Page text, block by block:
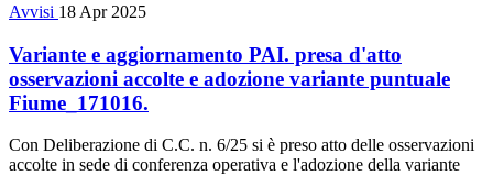
Avvisi 18 Apr 2025
Variante e aggiornamento PAI. presa d'atto
osservazioni accolte e adozione variante puntuale
Fiume_171016.
Con Deliberazione di C.C. n. 6/25 si è preso atto delle osservazioni
accolte in sede di conferenza operativa e l'adozione della variante